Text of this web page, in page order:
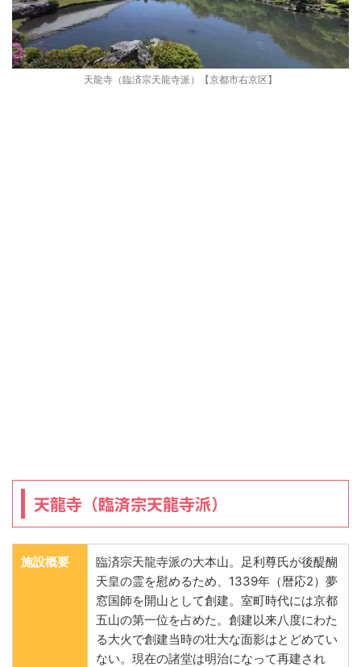
天龍寺（臨済宗天龍寺派）【京都市右京区】
天龍寺（臨済宗天龍寺派）
施設概要
臨済宗天龍寺派の大本山。足利尊氏が後醍醐
天皇の霊を慰めるため、1339年（暦応2）夢
窓国師を開山として創建。室町時代には京都
五山の第一位を占めた。創建以来八度にわた
る大火で創建当時の壮大な面影はとどめてい
ない。現在の諸堂は明治になって再建され